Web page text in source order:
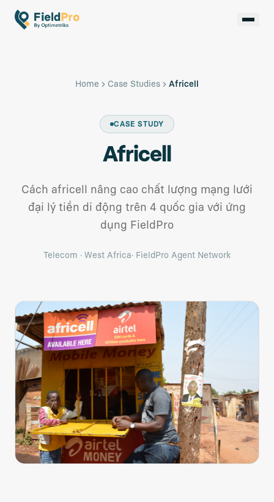
Home Case Studies Africell
CASE STUDY
Africell
Cách africell nâng cao chất lượng mạng lưới
đại lý tiền di động trên 4 quốc gia với ứng
dụng FieldPro
Telecom · West Africa· FieldPro Agent Network